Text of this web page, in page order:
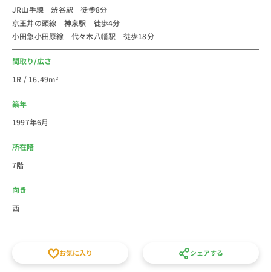
をかけたくない方必見です。成田エクスプレスも利用可
能で、成田空港へのアクセスも抜群です。
食べログ人気店や数多く、居酒屋などをはじめ様々なラ
ンチタイム含め飲食店があります。
東京の芸術やファッションの発信地でもあり、ブログや
SNSからハッシュタグで世界中に情報が発信されます。
経費削減が出来るかもしれません。新人研修や出張にも
ご利用しやすいエリアです。１棟に複数室ありますの
徒歩15分以内、月額家賃、間取りなど条件で他の賃貸住
費用不要、水道光熱費不要の家具家電付き短期賃貸マン
ションです。
JR山手線 渋谷駅 徒歩8分
京王井の頭線 神泉駅 徒歩4分
小田急小田原線 代々木八幡駅 徒歩18分
間取り/広さ
1R / 16.49m²
築年
1997年6月
所在階
7階
向き
西
お気に入り シェアする